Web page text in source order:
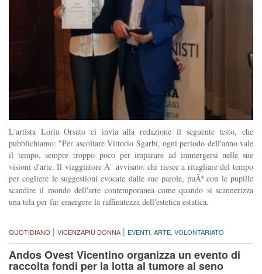
L'artista Loria Orsato ci invia alla redazione il seguente testo, che
pubblichiamo: "Per ascoltare Vittorio Sgarbi, ogni periodo dell'anno vale
il tempo, sempre troppo poco per imparare ad immergersi nelle sue
visioni d'arte. Il viaggiatore Ã¨ avvisato: chi riesce a ritagliare del tempo
per cogliere le suggestioni evocate dalle sue parole, puÃ² con le pupille
scandire il mondo dell'arte contemporanea come quando si scannerizza
una tela per far emergere la raffinatezza dell'estetica estatica.
QUOTIDIANO | VICENZAPIÙ DONNA | EVENTI ARTE VOLONTARIATO
Andos Ovest Vicentino organizza un evento di
raccolta fondi per la lotta al tumore al seno